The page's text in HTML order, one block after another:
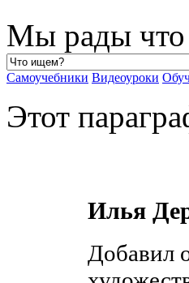
Мы рады
Самоучебники Видеоуроки
Этот
Илья
Добавил